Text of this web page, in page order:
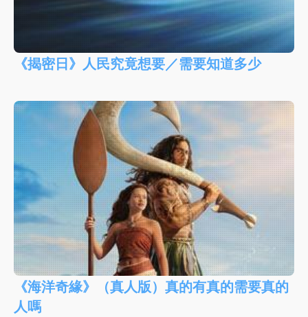
《揭密日》人民究竟想要／需要知道多少
《海洋奇緣》（真人版）真的有真的需要真的
人嗎